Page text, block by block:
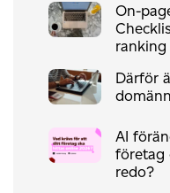
On-
ranking
Därför
AI
företag
redo?